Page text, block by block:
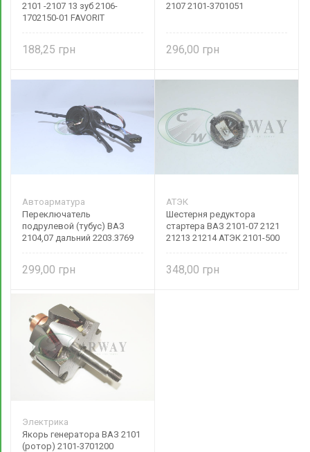
2101 -2107 13 зуб 2106-
1702150-01 FAVORIT
188,25
2107 2101-3701051
296,00
Автоарматура
Переключатель
подрулевой (тубус) ВАЗ
2104,07 дальний 2203.3769
299,00
АТЭК
Шестерня редуктора
стартера ВАЗ 2101-07 2121
21213 21214 АТЭК 2101-500
348,00
Электрика
Якорь генератора ВАЗ 2101
(ротор) 2101-3701200